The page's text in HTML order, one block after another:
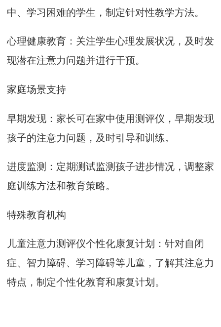
中、学习困难的学生，制定针对性教学方法。
心理健康教育：关注学生心理发展状况，及时发
现潜在注意力问题并进行干预。
家庭场景支持
早期发现：家长可在家中使用测评仪，早期发现
孩子的注意力问题，及时引导和训练。
进度监测：定期测试监测孩子进步情况，调整家
庭训练方法和教育策略。
特殊教育机构
儿童注意力测评仪个性化康复计划：针对自闭
症、智力障碍、学习障碍等儿童，了解其注意力
特点，制定个性化教育和康复计划。